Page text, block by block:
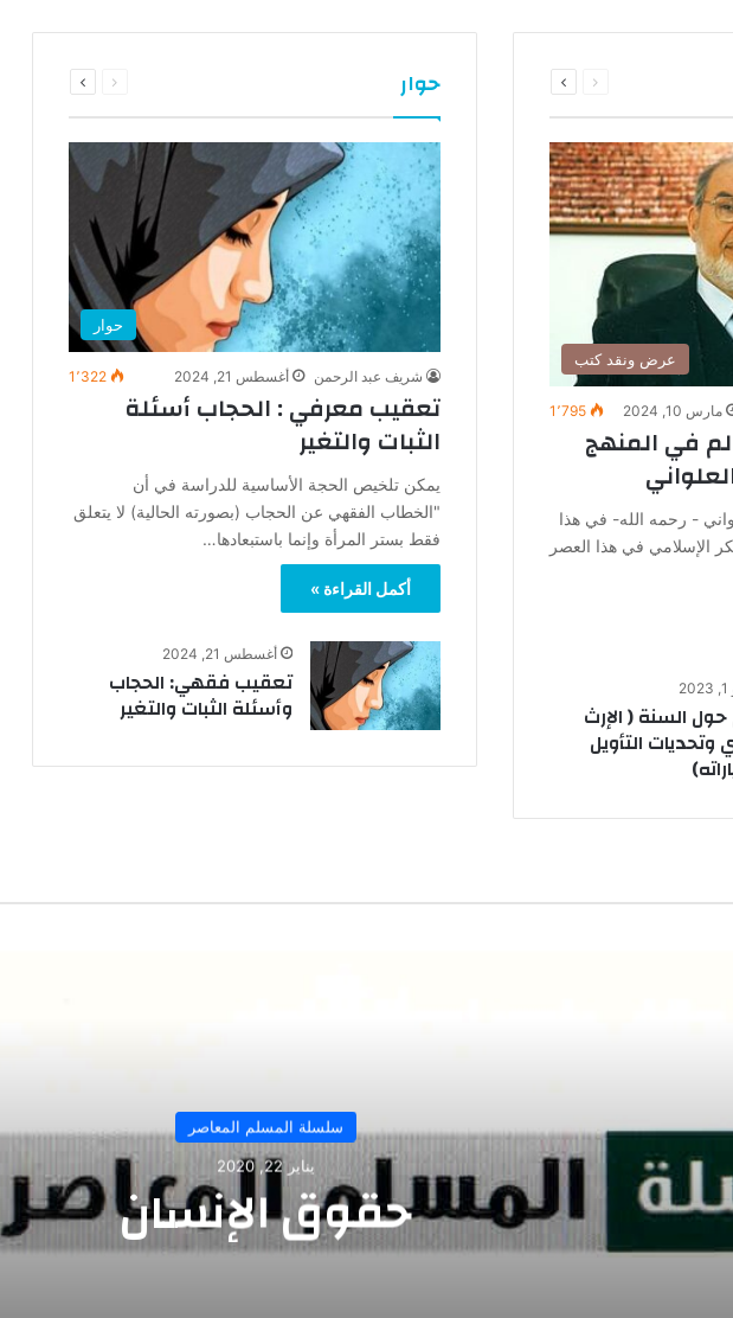
الصفحة
عرض ونقد كتب
مارس 10, 2024 1٬795
في المنهج
- رحمه الله- في هذا
الإسلامي في هذا العصر
حول السنة ( الإرث
وتحديات التأويل
حوار
الصفحة
حوار
شريف عبد الرحمن أغسطس 21, 2024 1٬322
تعقيب معرفي : الحجاب أسئلة
الثبات والتغير
يمكن تلخيص الحجة الأساسية للدراسة في أن
"الخطاب الفقهي عن الحجاب (بصورته الحالية) لا يتعلق
فقط بستر المرأة وإنما باستبعادها…
أكمل القراءة »
أغسطس 21, 2024
تعقيب فقهي: الحجاب
وأسئلة الثبات والتغير
سلسلة المسلم المعاصر
يناير 22, 2020
حقوق الإنسان